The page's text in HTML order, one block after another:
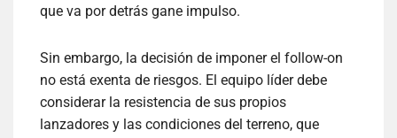
que va por detrás gane impulso.
Sin embargo, la decisión de imponer el follow-on
no está exenta de riesgos. El equipo líder debe
considerar la resistencia de sus propios
lanzadores y las condiciones del terreno, que